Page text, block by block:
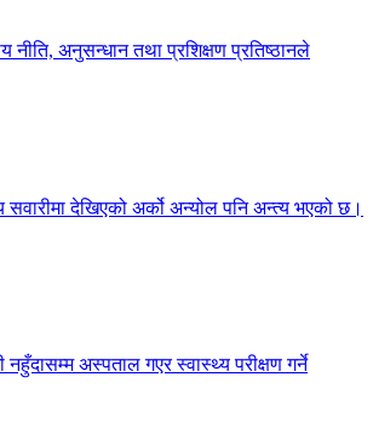
नीति, अनुसन्धान तथा प्रशिक्षण प्रतिष्ठानले
देखिएको अर्को अन्योल पनि अन्त्य भएको छ।
अस्पताल गएर स्वास्थ्य परीक्षण गर्ने